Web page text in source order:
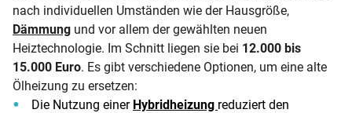
nach individuellen Umständen wie der Hausgröße,
Dämmung und vor allem der gewählten neuen
Heiztechnologie. Im Schnitt liegen sie bei 12.000 bis
15.000 Euro. Es gibt verschiedene Optionen, um eine alte
Ölheizung zu ersetzen:
Die Nutzung einer Hybridheizung reduziert den